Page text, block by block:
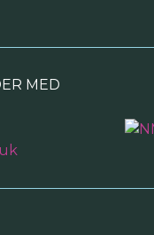
MED